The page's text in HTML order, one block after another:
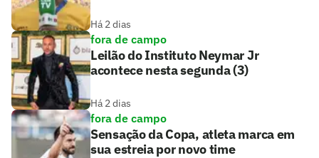
Há 2 dias
fora de campo
Leilão do Instituto Neymar Jr
acontece nesta segunda (3)
Há 2 dias
fora de campo
Sensação da Copa, atleta marca em
sua estreia por novo time